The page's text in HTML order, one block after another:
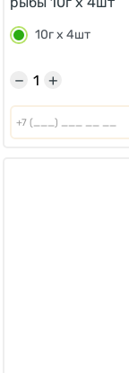
10г х 4шт
+
−